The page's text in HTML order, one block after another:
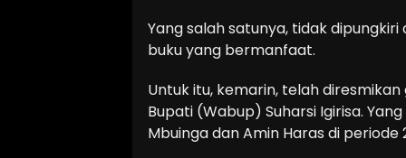
Yang salah satunya, tidak
buku yang bermanfaat.
Untuk itu, kemarin, telah
Bupati (Wabup) Suharsi Igirisa.
Mbuinga dan Amin Haras di periode